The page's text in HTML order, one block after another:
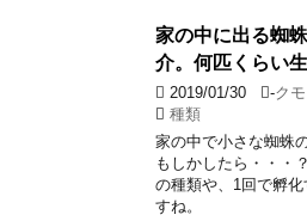
家の中に出る蜘
介。何匹くらい
2019/01/30 -クモ
種類
家の中で小さな蜘蛛
もしかしたら・・・
の種類や、1回で孵
すね。